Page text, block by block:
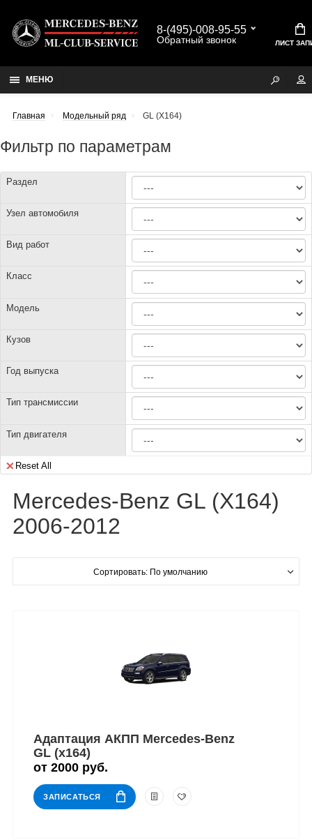
8-(495)-008-95-55
Обратный звонок ЛИСТ
МЕНЮ
Главная Модельный ряд GL (X164)
Фильтр по параметрам
Раздел
Узел автомобиля
Вид работ
Класс
Модель
Кузов
Год выпуска
Тип трансмиссии
Тип двигателя
Reset All
Mercedes-Benz GL (X164)
2006-2012
Сортировать: По умолчанию
Адаптация АКПП Mercedes-Benz
GL (x164)
от 2000 руб.
ЗАПИСАТЬСЯ